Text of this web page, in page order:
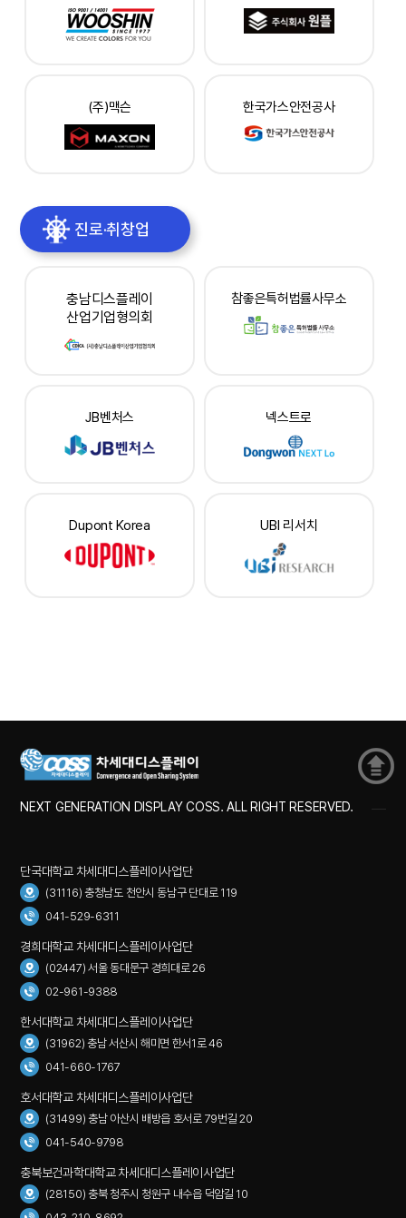
(주)맥슨 한국가스안전공사
진로·취창업
충남디스플레이
산업기업형의회
참좋은특허법률사무소
JB벤처스 넥스트로
Dupont Korea UBI 리서치
NEXT GENERATION DISPLAY COSS. ALL RIGHT RESERVED.
단국대학교 차세대디스플레이사업단
(31116) 충청남도 천안시 동남구 단대로 119
041-529-6311
경희대학교 차세대디스플레이사업단
(02447) 서울 동대문구 경희대로 26
02-961-9388
한서대학교 차세대디스플레이사업단
(31962) 충남 서산시 해미면 한서1로 46
041-660-1767
호서대학교 차세대디스플레이사업단
(31499) 충남 아산시 배방읍 호서로 79번길 20
041-540-9798
충북보건과학대학교 차세대디스플레이사업단
(28150) 충북 청주시 청원구 내수읍 덕암길 10